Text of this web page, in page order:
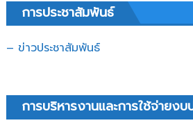
การประชาสัมพันธ์
– ข่าวประชาสัมพันธ์
การบริหารงานและการใช้จ่ายง